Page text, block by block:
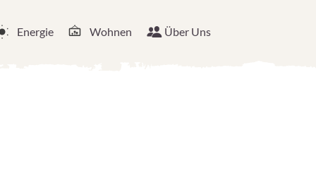
Energie Wohnen Über Uns